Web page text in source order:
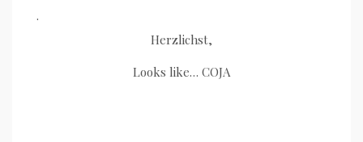
.
Herzlichst,
Looks like… COJA